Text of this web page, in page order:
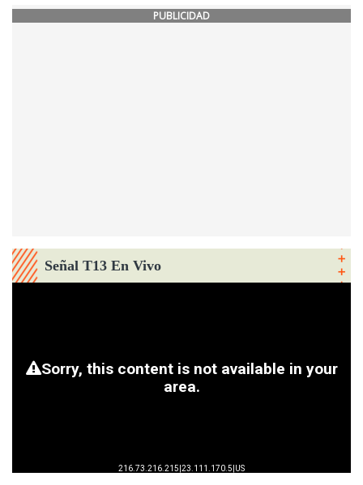
PUBLICIDAD
Señal T13 En Vivo